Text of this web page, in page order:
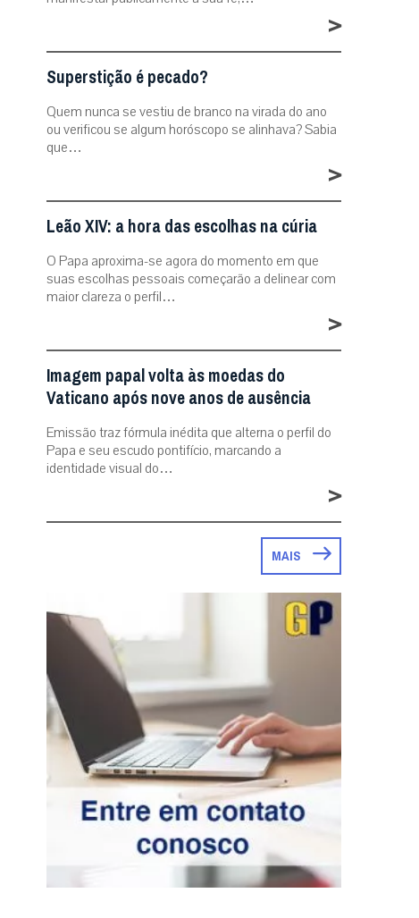
>
Superstição é pecado?
Quem nunca se vestiu de branco na virada do ano
ou verificou se algum horóscopo se alinhava? Sabia
que…
>
Leão XIV: a hora das escolhas na cúria
O Papa aproxima-se agora do momento em que
suas escolhas pessoais começarão a delinear com
maior clareza o perfil…
>
Imagem papal volta às moedas do
Vaticano após nove anos de ausência
Emissão traz fórmula inédita que alterna o perfil do
Papa e seu escudo pontifício, marcando a
identidade visual do…
>
MAIS